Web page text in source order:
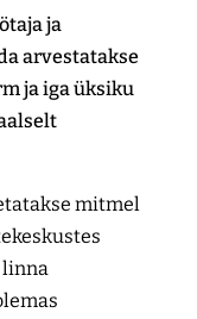
ja
arvestatakse
ja iga üksiku
mitmel
linna